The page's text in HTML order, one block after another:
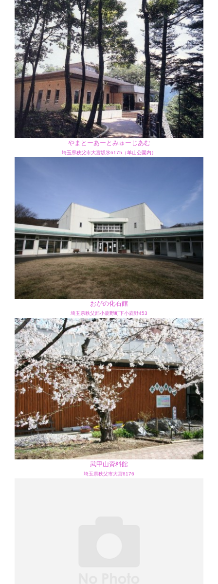
やまとーあーとみゅーじあむ
埼玉県秩父市大宮坂氷6175（羊山公園内）
おがの化石館
埼玉県秩父郡小鹿野町下小鹿野453
武甲山資料館
埼玉県秩父市大宮6176